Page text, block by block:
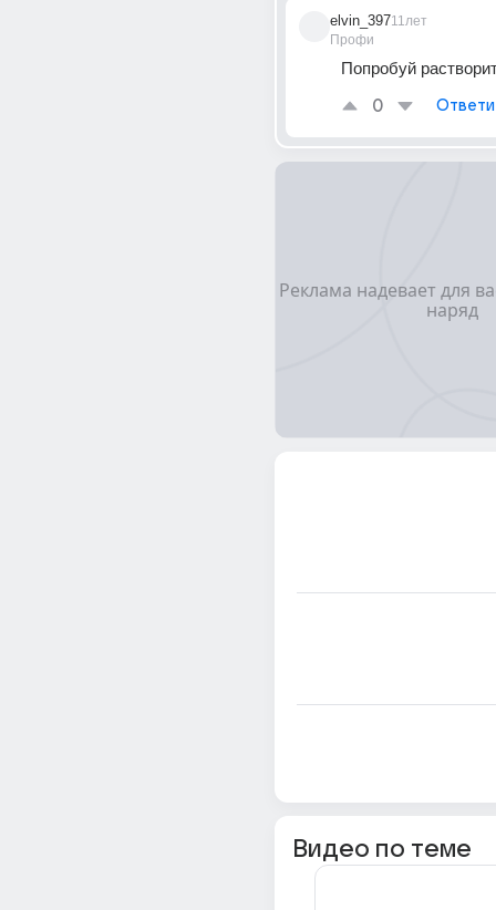
elvin_397
Профи
11лет
Попробуй
0
Видео по теме